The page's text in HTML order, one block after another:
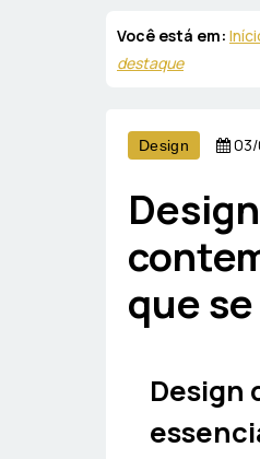
Você está em:
destaque
Design 03/
que
Design